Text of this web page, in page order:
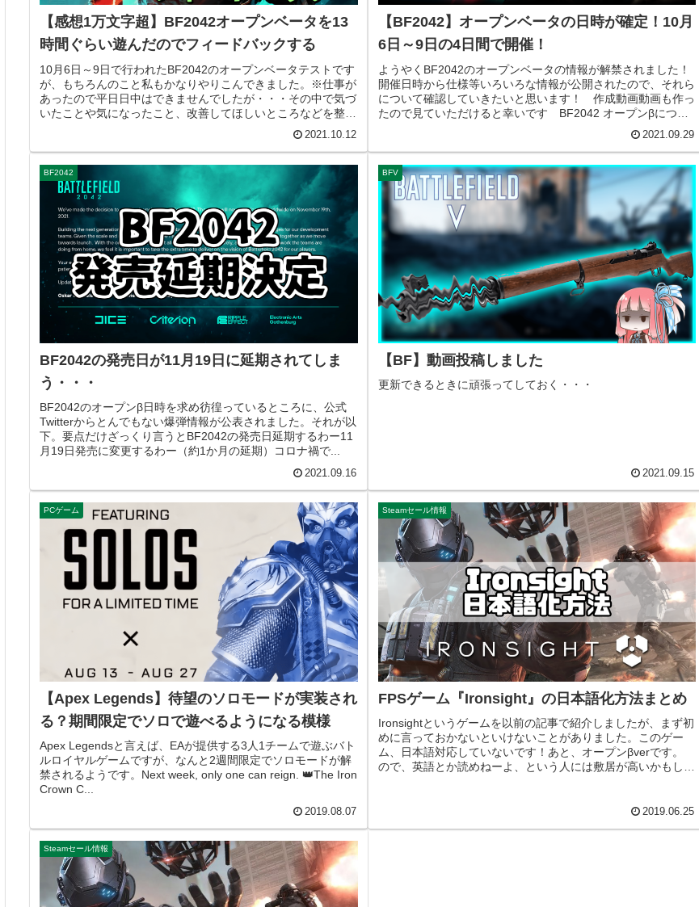
【感想1万文字超】BF2042オープンベータを13
時間ぐらい遊んだのでフィードバックする
10月6日～9日で行われたBF2042のオープンベータテストです
が、もちろんのこと私もかなりやりこんできました。※仕事が
あったので平日日中はできませんでしたが・・・その中で気づ
いたことや気になったこと、改善してほしいところなどを整理
2021.10.12
【BF2042】オープンベータの日時が確定！10月
6日～9日の4日間で開催！
ようやくBF2042のオープンベータの情報が解禁されました！
開催日時から仕様等いろいろな情報が公開されたので、それら
について確認していきたいと思います！ 作成動画動画も作っ
たので見ていただけると幸いです BF2042 オープンβについ
2021.09.29
BF2042
BF2042の発売日が11月19日に延期されてしま
う・・・
BF2042のオープンβ日時を求め彷徨っているところに、公式
Twitterからとんでもない爆弾情報が公表されました。それが以
下。要点だけざっくり言うとBF2042の発売日延期するわー11
月19日発売に変更するわー（約1か月の延期）コロナ禍で...
2021.09.16
BFV
【BF】動画投稿しました
更新できるときに頑張ってしておく・・・
2021.09.15
PCゲーム
【Apex Legends】待望のソロモードが実装され
る？期間限定でソロで遊べるようになる模様
Apex Legendsと言えば、EAが提供する3人1チームで遊ぶバト
ルロイヤルゲームですが、なんと2週間限定でソロモードが解
禁されるようです。Next week, only one can reign. 👑The Iron
Crown C...
2019.08.07
Steamセール情報
FPSゲーム『Ironsight』の日本語化方法まとめ
Ironsightというゲームを以前の記事で紹介しましたが、まず初
めに言っておかないといけないことがありました。このゲー
ム、日本語対応していないです！あと、オープンβverです。
ので、英語とか読めねーよ、という人には敷居が高いかもしれ
2019.06.25
Steamセール情報